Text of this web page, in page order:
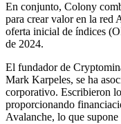
En conjunto, Colony
para crear valor en la red
oferta inicial de índices
de 2024.
El fundador de
Mark Karpeles, se ha
corporativo. Escribieron
proporcionando
Avalanche, lo que